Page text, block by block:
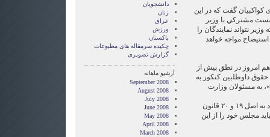
گفت که در این
مشتركي با وزير
نتواند نمایندگان را
استیضاح مواجه خواهد
امروز در نطق پیش از
داوطلبين كنكور به
به مسئولان وزارت
آقای حسینی تذکر خود را با استناد به اصل ۱۹ و ۲۰ قانون
مجلس خود را از اين
دانشجویان
زنان
عراق
ورزش
پاکستان
چکیده سرمقاله های مطبوعات
گزارش تصويری
آرشیو ماهانه
September 2008
August 2008
July 2008
June 2008
May 2008
April 2008
March 2008